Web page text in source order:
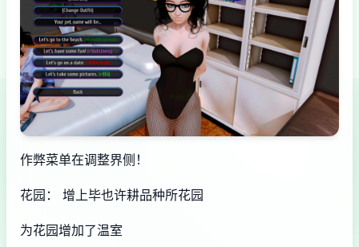
作弊菜单在调整界侧！
花园： 增上毕也许耕品种所花园
为花园增加了温室